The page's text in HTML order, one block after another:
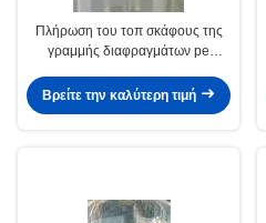
Πλήρωση του τοπ σκάφους της
γραμμής διαφραγμάτων pe
σωλήνων για Fibc και τη μαζική
Βρείτε την καλύτερη τιμή